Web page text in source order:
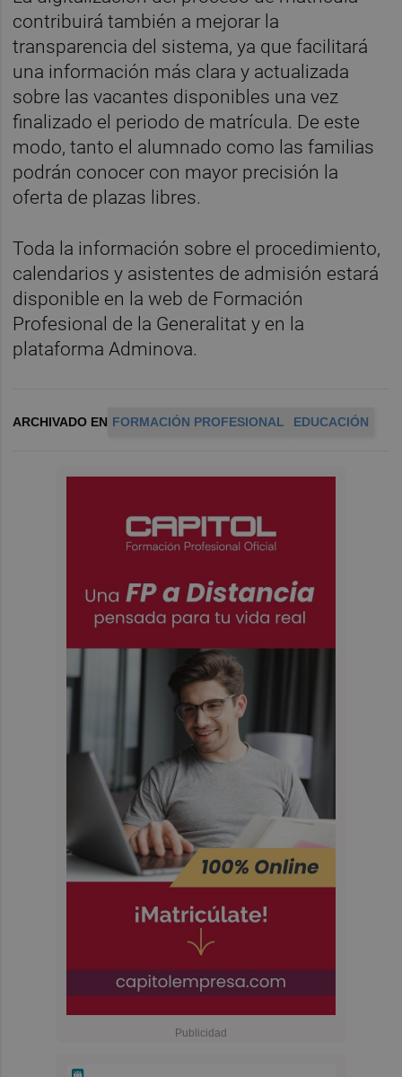
contribuirá también a mejorar la
transparencia del sistema, ya que facilitará
una información más clara y actualizada
sobre las vacantes disponibles una vez
finalizado el periodo de matrícula. De este
modo, tanto el alumnado como las familias
podrán conocer con mayor precisión la
oferta de plazas libres.
Toda la información sobre el procedimiento,
calendarios y asistentes de admisión estará
disponible en la web de Formación
Profesional de la Generalitat y en la
plataforma Adminova.
ARCHIVADO EN FORMACIÓN PROFESIONAL EDUCACIÓN